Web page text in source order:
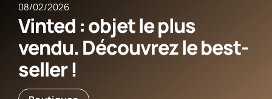
08/02/2026
Vinted : objet le plus
vendu. Découvrez le best-
seller !